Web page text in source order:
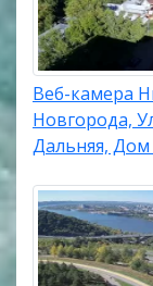
Веб-камера
Новгорода,
Дальняя, Дом